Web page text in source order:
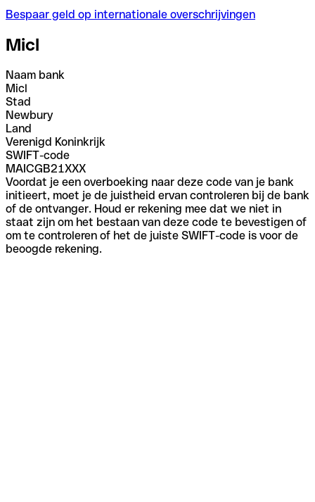
Bespaar geld op internationale overschrijvingen
Micl
Naam bank
Micl
Stad
Newbury
Land
Verenigd Koninkrijk
SWIFT-code
MAICGB21XXX
Voordat je een overboeking naar deze code van je bank
initieert, moet je de juistheid ervan controleren bij de bank
of de ontvanger. Houd er rekening mee dat we niet in
staat zijn om het bestaan van deze code te bevestigen of
om te controleren of het de juiste SWIFT-code is voor de
beoogde rekening.